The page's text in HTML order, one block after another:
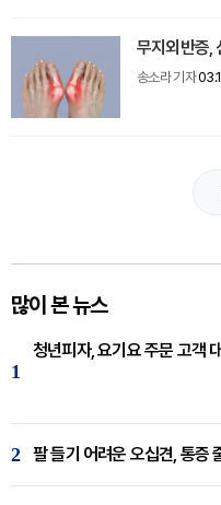
무지외반증,
송소라 기자
많이 본 뉴스
1
청년피자, 요기요 주문 고객
2